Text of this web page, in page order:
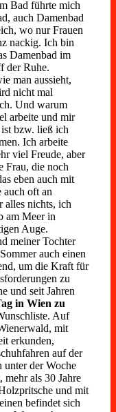
Bad führte mich
auch Damenbad
wo nur Frauen
nackig. Ich bin
Damenbad im
der Ruhe.
man aussieht,
nicht mal
Und warum
arbeite und mir
bzw. ließ ich
Ich arbeite
viel Freude, aber
Frau, die noch
eben auch mit
auch oft an
alles nichts, ich
am Meer in
Auge.
meiner Tochter
auch einen
um die Kraft für
zu
und seit Jahren
in Wien zu
Auf
mit
erkunden,
auf der
unter der Woche
als 30 Jahre
und mit
befindet sich